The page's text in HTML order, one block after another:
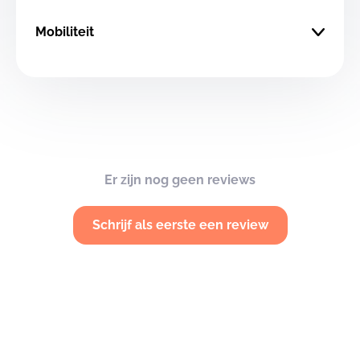
Mobiliteit
Er zijn nog geen reviews
Schrijf als eerste een review